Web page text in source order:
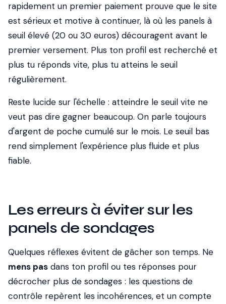
rapidement un premier paiement prouve que le site
est sérieux et motive à continuer, là où les panels à
seuil élevé (20 ou 30 euros) découragent avant le
premier versement. Plus ton profil est recherché et
plus tu réponds vite, plus tu atteins le seuil
régulièrement.
Reste lucide sur l'échelle : atteindre le seuil vite ne
veut pas dire gagner beaucoup. On parle toujours
d'argent de poche cumulé sur le mois. Le seuil bas
rend simplement l'expérience plus fluide et plus
fiable.
Les erreurs à éviter sur les
panels de sondages
Quelques réflexes évitent de gâcher son temps. Ne
mens pas dans ton profil ou tes réponses pour
décrocher plus de sondages : les questions de
contrôle repèrent les incohérences, et un compte